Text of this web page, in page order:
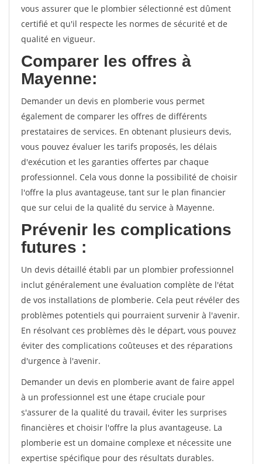
vous assurer que le plombier sélectionné est dûment
certifié et qu'il respecte les normes de sécurité et de
qualité en vigueur.
Comparer les offres à
Mayenne:
Demander un devis en plomberie vous permet
également de comparer les offres de différents
prestataires de services. En obtenant plusieurs devis,
vous pouvez évaluer les tarifs proposés, les délais
d'exécution et les garanties offertes par chaque
professionnel. Cela vous donne la possibilité de choisir
l'offre la plus avantageuse, tant sur le plan financier
que sur celui de la qualité du service à Mayenne.
Prévenir les complications
futures :
Un devis détaillé établi par un plombier professionnel
inclut généralement une évaluation complète de l'état
de vos installations de plomberie. Cela peut révéler des
problèmes potentiels qui pourraient survenir à l'avenir.
En résolvant ces problèmes dès le départ, vous pouvez
éviter des complications coûteuses et des réparations
d'urgence à l'avenir.
Demander un devis en plomberie avant de faire appel
à un professionnel est une étape cruciale pour
s'assurer de la qualité du travail, éviter les surprises
financières et choisir l'offre la plus avantageuse. La
plomberie est un domaine complexe et nécessite une
expertise spécifique pour des résultats durables.